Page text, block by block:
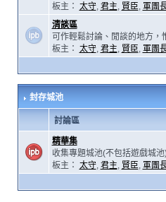
板主： 太守, 君主, 賢臣, 軍團
清談區
可作輕鬆討論、閒談的地方，
板主： 太守, 君主, 賢臣, 軍團
封存城池
討論區
精華集
收集專題城池(不包括遊戲城
板主： 太守, 君主, 賢臣, 軍團